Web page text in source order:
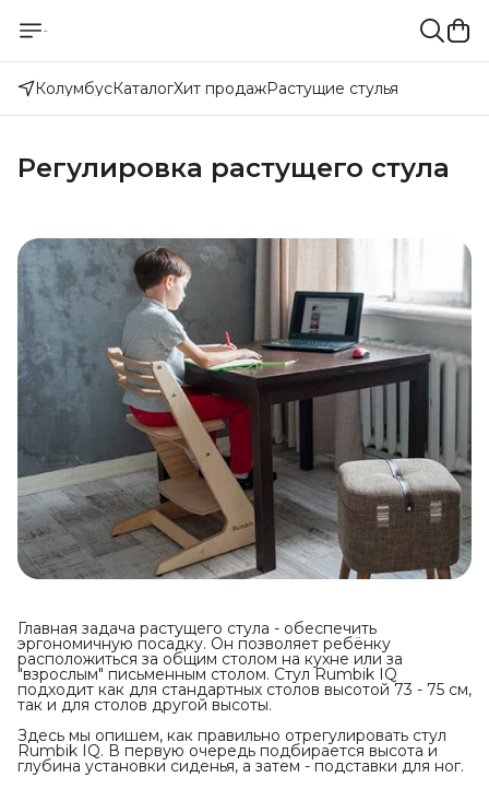
КолумбусКаталогХит продажРастущие стулья
Регулировка растущего стула
Главная задача растущего стула - обеспечить
эргономичную посадку. Он позволяет ребёнку
расположиться за общим столом на кухне или за
"взрослым" письменным столом. Стул Rumbik IQ
подходит как для стандартных столов высотой 73 - 75 см,
так и для столов другой высоты.
Здесь мы опишем, как правильно отрегулировать стул
Rumbik IQ. В первую очередь подбирается высота и
глубина установки сиденья, а затем - подставки для ног.